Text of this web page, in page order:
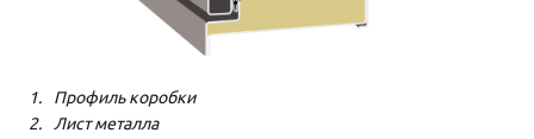
Профиль коробки
Лист металла